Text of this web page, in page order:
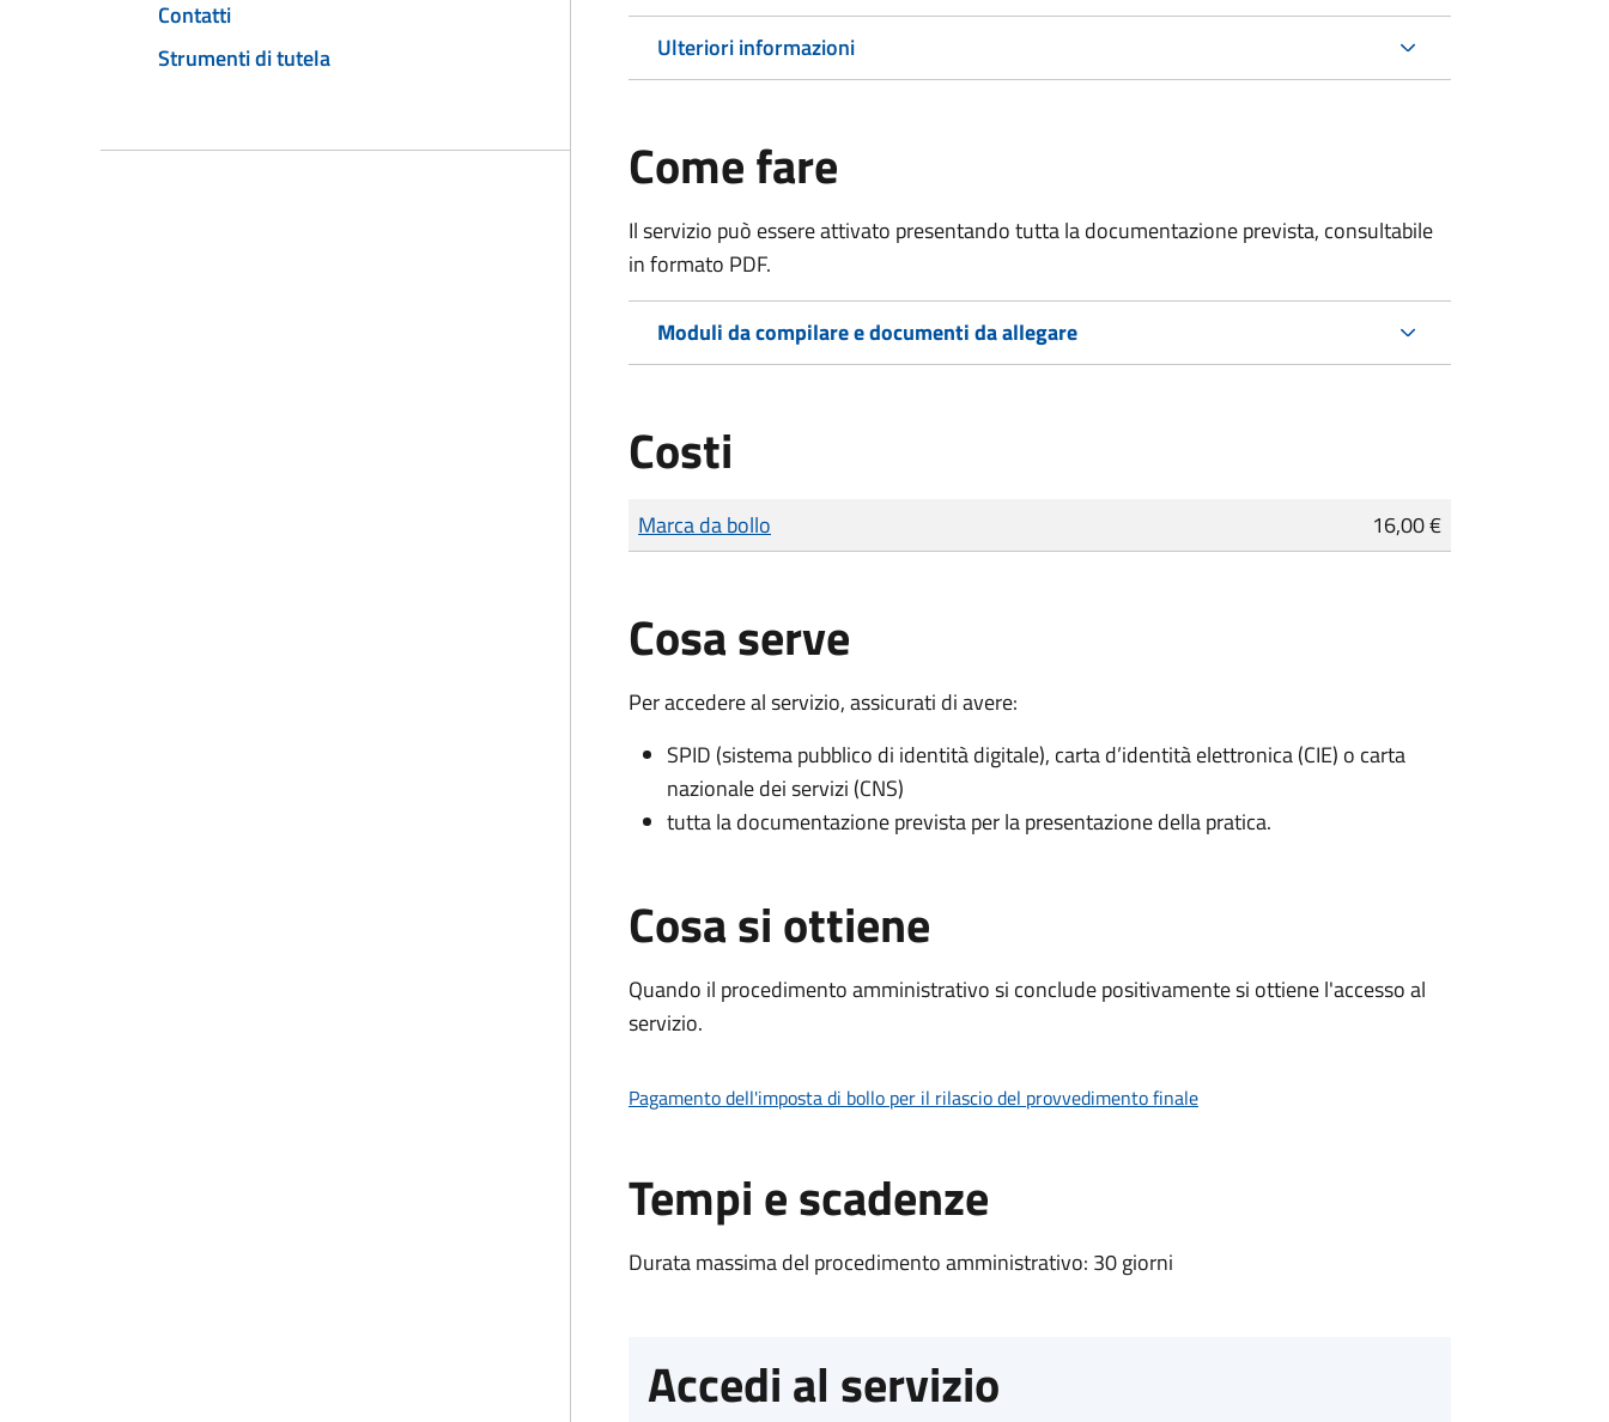
Contatti
Strumenti di tutela
Ulteriori informazioni
Come fare
Il servizio può essere attivato presentando tutta la documentazione prevista, consultabile
in formato PDF.
Moduli da compilare e documenti da allegare
Costi
Tipo di pagamento
Importo
Marca da bollo 16,00 €
Cosa serve
Per accedere al servizio, assicurati di avere:
SPID (sistema pubblico di identità digitale), carta d’identità elettronica (CIE) o carta
nazionale dei servizi (CNS)
tutta la documentazione prevista per la presentazione della pratica.
Cosa si ottiene
Quando il procedimento amministrativo si conclude positivamente si ottiene l'accesso al
servizio.
Pagamento dell'imposta di bollo per il rilascio del provvedimento finale
Tempi e scadenze
Durata massima del procedimento amministrativo: 30 giorni
Accedi al servizio